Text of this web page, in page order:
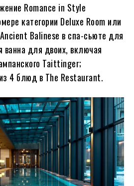
Romance in Style
категории Deluxe Room или
Balinese в спа-сьюте для
ванна для двоих, включая
Taittinger;
4 блюд в The Restaurant.